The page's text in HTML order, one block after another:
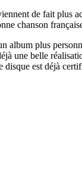
de fait plus
chanson
album plus
une belle
est déjà